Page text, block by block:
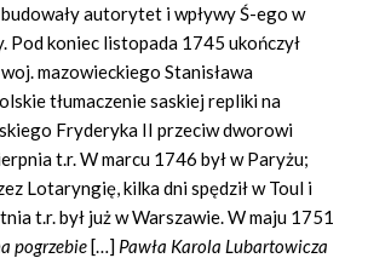
autorytet i wpływy Ś-ego w
Pod koniec listopada 1745 ukończył
mazowieckiego Stanisława
tłumaczenie saskiej repliki na
Fryderyka II przeciw dworowi
t.r. W marcu 1746 był w Paryżu;
Lotaryngię, kilka dni spędził w Toul i
t.r. był już w Warszawie. W maju 1751
pogrzebie[…] Pawła Karola Lubartowicza